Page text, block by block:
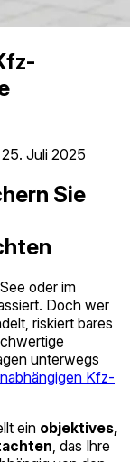
25. Juli 2025
Sie
oder im
Doch wer
riskiert bares
unterwegs
Kfz-
ein objektives,
, das Ihre